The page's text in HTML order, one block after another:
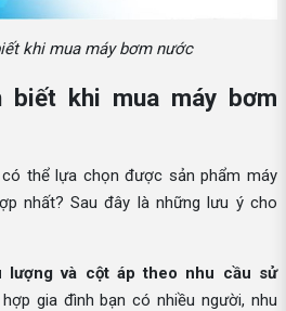
khi mua máy bơm nước
biết khi mua máy bơm
thể lựa chọn được sản phẩm máy
nhất? Sau đây là những lưu ý cho
lượng và cột áp theo nhu cầu sử
gia đình bạn có nhiều người, nhu